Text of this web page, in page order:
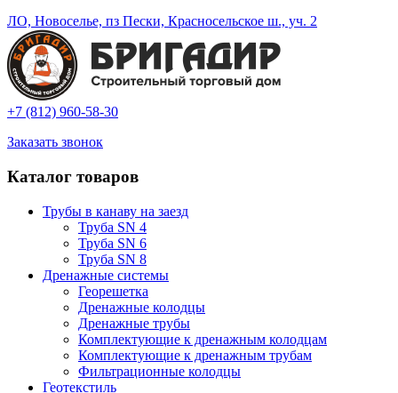
ЛО, Новоселье, пз Пески, Красносельское ш., уч. 2
+7 (812) 960-58-30
Заказать звонок
Каталог товаров
Трубы в канаву на заезд
Труба SN 4
Труба SN 6
Труба SN 8
Дренажные системы
Георешетка
Дренажные колодцы
Дренажные трубы
Комплектующие к дренажным колодцам
Комплектующие к дренажным трубам
Фильтрационные колодцы
Геотекстиль